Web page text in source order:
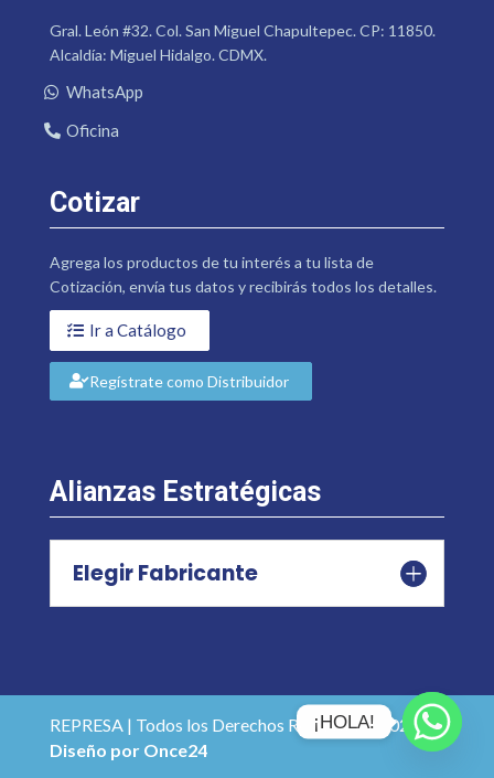
Gral. León #32. Col. San Miguel Chapultepec. CP: 11850.
Alcaldía: Miguel Hidalgo. CDMX.
WhatsApp
Oficina
Cotizar
Agrega los productos de tu interés a tu lista de
Cotización, envía tus datos y recibirás todos los detalles.
Ir a Catálogo
Regístrate como Distribuidor
Alianzas Estratégicas
Elegir Fabricante
REPRESA | Todos los Derechos Reservados 2026 |
Diseño por Once24
¡HOLA!